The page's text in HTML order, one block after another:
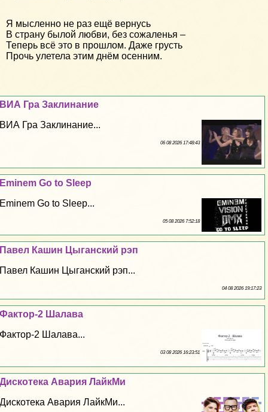
Я мысленно не раз ещё вернусь
В страну былой любви, без сожаленья –
Теперь всё это в прошлом. Даже грусть
Прочь улетела этим днём осенним.
ВИА Гра Заклинание
ВИА Гра Заклинание...
06 08 2026 17:48:43
Eminem Go to Sleep
Eminem Go to Sleep...
05 08 2026 7:52:18
Павел Кашин Цыганский рэп
Павел Кашин Цыганский рэп...
04 08 2026 19:17:23
Фактор-2 Шалава
Фактор-2 Шалава...
03 08 2026 16:23:51
Дискотека Авария ЛайкМи
Дискотека Авария ЛайкМи...